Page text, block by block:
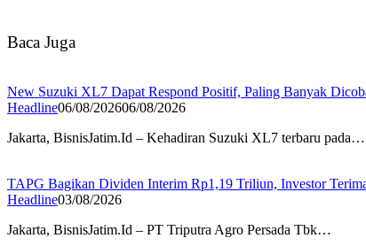
Baca Juga
New Suzuki XL7 Dapat Respond Positif, Paling Banyak
Headline06/08/202606/08/2026
Jakarta, BisnisJatim.Id – Kehadiran Suzuki XL7 terbaru pada…
TAPG Bagikan Dividen Interim Rp1,19 Triliun, Investor
Headline03/08/2026
Jakarta, BisnisJatim.Id – PT Triputra Agro Persada Tbk…